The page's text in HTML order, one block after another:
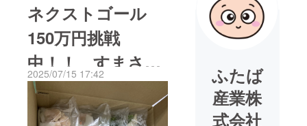
ネクストゴール
150万円挑戦
中！！ すまさぽ
ミール 製造の様
子
2025/07/15 17:42
ふたば
産業株
式会社